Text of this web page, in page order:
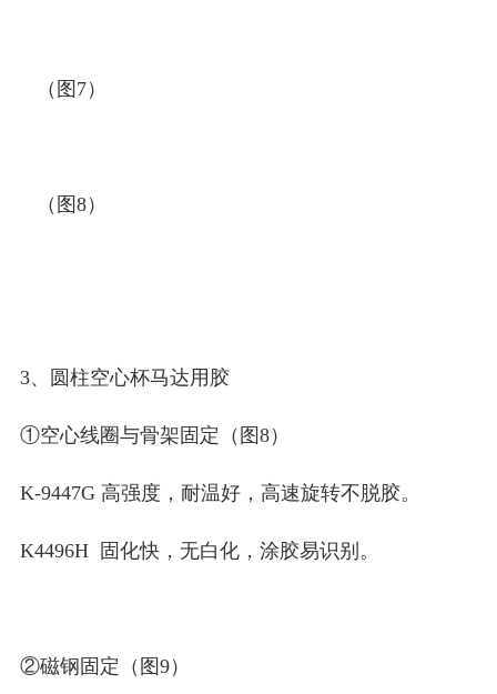
（图7）
（图8）
3、圆柱空心杯马达用胶
①空心线圈与骨架固定（图8）
K-9447G 高强度，耐温好，高速旋转不脱胶。
K4496H 固化快，无白化，涂胶易识别。
②磁钢固定（图9）